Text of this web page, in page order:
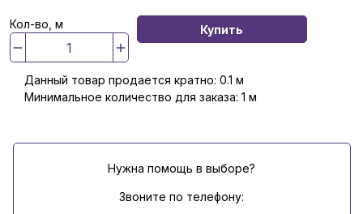
Кол-во, м Купить
Данный товар продается кратно: 0.1 м
Минимальное количество для заказа: 1 м
Нужна помощь в выборе?
Звоните по телефону: